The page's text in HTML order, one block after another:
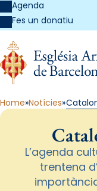
Agenda
Fes un donatiu
Home Notícies
L’agenda
trentena